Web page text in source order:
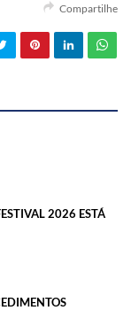
Compartilhe
2026 ESTÁ